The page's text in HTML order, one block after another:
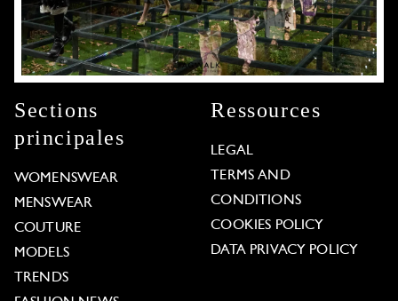
Sections
principales
WOMENSWEAR
MENSWEAR
COUTURE
MODELS
TRENDS
Ressources
LEGAL
TERMS AND
CONDITIONS
COOKIES POLICY
DATA PRIVACY POLICY